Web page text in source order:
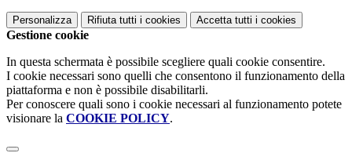
Personalizza Rifiuta tutti i cookies Accetta tutti i cookies
Gestione cookie
In questa schermata è possibile scegliere quali cookie consentire.
I cookie necessari sono quelli che consentono il funzionamento della
piattaforma e non è possibile disabilitarli.
Per conoscere quali sono i cookie necessari al funzionamento potete
visionare la COOKIE POLICY.